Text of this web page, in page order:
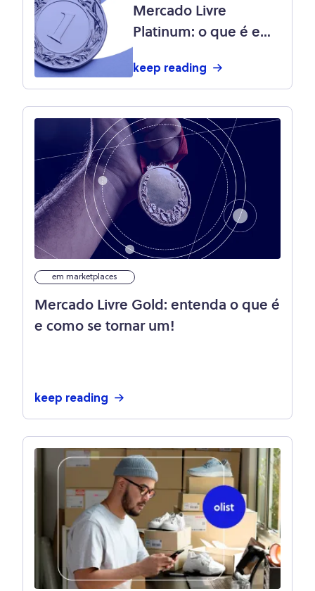
Mercado Livre
Platinum: o que é e
Veja aqui!
keep reading
em marketplaces
Mercado Livre Gold: entenda o que é
e como se tornar um!
keep reading